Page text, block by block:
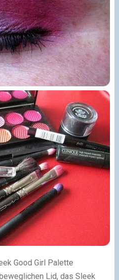
Good Girl Palette
Lid, das Sleek